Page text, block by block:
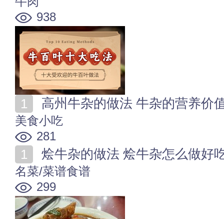
938
高州牛杂的做法 牛杂的营养价
美食小吃
281
烩牛杂的做法 烩牛杂怎么做好
名菜/菜谱食谱
299